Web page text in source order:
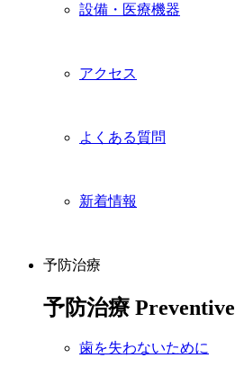
設備・医療機器
アクセス
よくある質問
新着情報
予防治療
予防治療 Preventive
歯を失わないために